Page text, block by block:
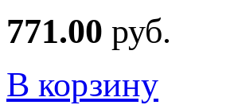
771.00 руб.
В корзину